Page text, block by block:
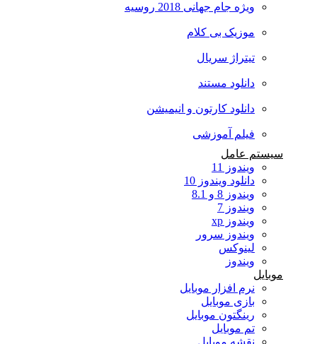
ویژه جام جهانی 2018 روسیه
موزیک بی کلام
تیتراژ سریال
دانلود مستند
دانلود کارتون و انیمیشن
فیلم آموزشی
سیستم عامل
ویندوز 11
دانلود ویندوز 10
ویندوز 8 و 8.1
ویندوز 7
ویندوز xp
ویندوز سرور
لینوکس
ویندوز
موبایل
نرم افزار موبایل
بازی موبایل
رینگتون موبایل
تم موبایل
نقشه موبایل